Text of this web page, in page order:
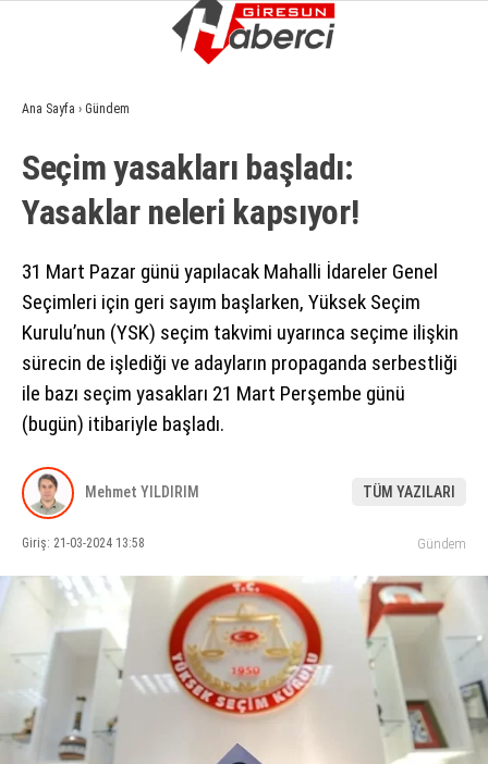
Facebook
GÜNDEM
EKONOMI
SIYASET
ASAYIŞ
SPOR
YAŞAM
EĞITIM
SAĞLIK
Ana Sayfa › Gündem
Seçim yasakları başladı:
Yasaklar neleri kapsıyor!
31 Mart Pazar günü yapılacak Mahalli İdareler Genel
Seçimleri için geri sayım başlarken, Yüksek Seçim
Kurulu’nun (YSK) seçim takvimi uyarınca seçime ilişkin
sürecin de işlediği ve adayların propaganda serbestliği
ile bazı seçim yasakları 21 Mart Perşembe günü
(bugün) itibariyle başladı.
Mehmet YILDIRIM TÜM YAZILARI
Giriş: 21-03-2024 13:58 Gündem